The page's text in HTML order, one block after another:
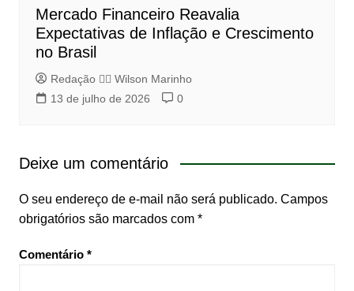
Mercado Financeiro Reavalia
Expectativas de Inflação e Crescimento
no Brasil
Redação 👨‍⚖️​ Wilson Marinho
13 de julho de 2026
0
Deixe um comentário
O seu endereço de e-mail não será publicado. Campos
obrigatórios são marcados com *
Comentário *